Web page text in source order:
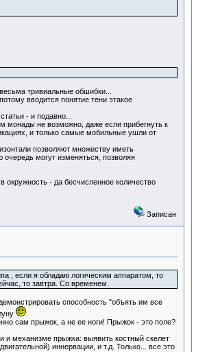
тривиальные обшибки...
вводится понятие тени этакое
- и подавно...
монады не возможно, даже если прибегнуть к
и только самые мобильные ушли от
позволяют множеству иметь
могут изменяться, позволяя
окружность - да бесчисленное количество
Записан
, если я обладаю логическим аппаратом, то
то завтра. Со временем.
способность "объять им все
.
сам прыжок, а не ее ноги! Прыжок - это поле?
и механизме прыжка: выявить костный скелет
иннервации, и т.д. Только... все это